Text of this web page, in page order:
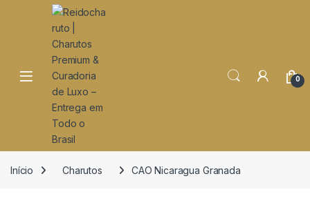
Open 0
Início Charutos CAO Nicaragua Granada